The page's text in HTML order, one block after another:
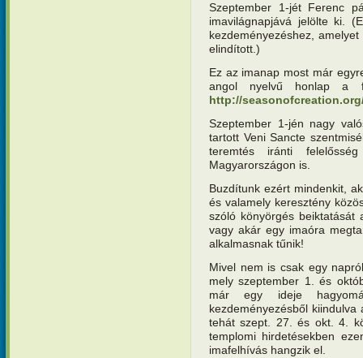
Szeptember 1-jét Ferenc
imavilágnapjává jelölte ki.
kezdeményezéshez,
elindított.)
Ez az imanap most már
angol nyelvű honlap a
http://
Szeptember 1-jén nagy
tartott Veni Sancte
teremtés iránti
Magyarországon is.
Buzdítunk ezért mindenkit,
és valamely keresztény
szóló könyörgés beiktatását
vagy akár egy imaóra
alkalmasnak tűnik!
Mivel nem is csak egy
mely szeptember 1. és
már egy ideje
kezdeményezésből
tehát szept. 27. és okt. 4.
templomi hirdetésekben
imafelhívás hangzik el.